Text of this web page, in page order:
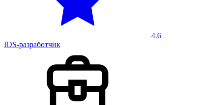
4.6
IOS-разработчик